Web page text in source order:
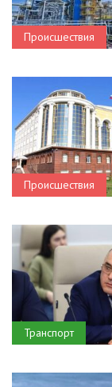
Происшествия
Происшествия
Транспорт